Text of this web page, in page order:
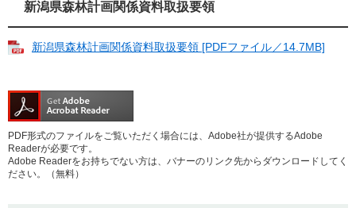
新潟県森林計画関係資料取扱要領
新潟県森林計画関係資料取扱要領 [PDFファイル／14.7MB]
PDF形式のファイルをご覧いただく場合には、Adobe社が提供するAdobe
Readerが必要です。
Adobe Readerをお持ちでない方は、バナーのリンク先からダウンロードしてく
ださい。（無料）